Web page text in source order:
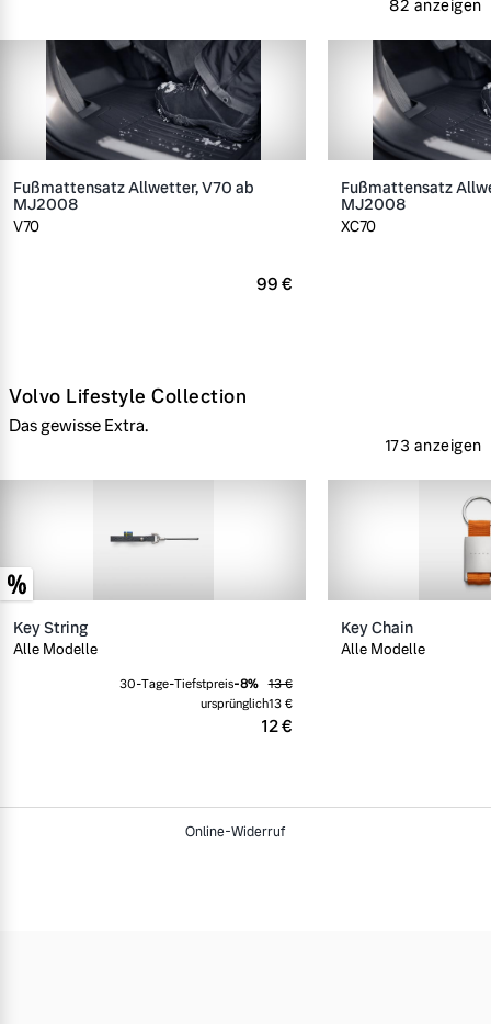
82 anzeigen
Fußmattensatz Allwetter, V70 ab
MJ2008
V70
99 €
Fußmattensatz
MJ2008
XC70
Volvo Lifestyle Collection
Das gewisse Extra.
173 anzeigen
Key String
Alle Modelle
12 €
30-Tage-Tiefstpreis-8%
13 €
ursprünglich13 €
Key Chain
Alle Modelle
Online-Widerruf